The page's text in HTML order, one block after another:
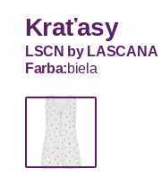
Kraťasy
LSCN by LASCANA
Farba:biela